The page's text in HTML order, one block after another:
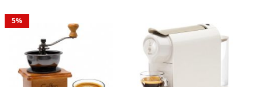
crusher voor thuisgebruik –
1 Stuk
5%